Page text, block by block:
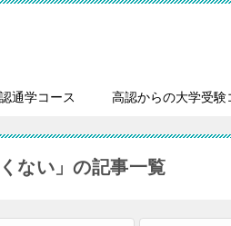
通学コース 高認からの大学受験
ない」の記事一覧